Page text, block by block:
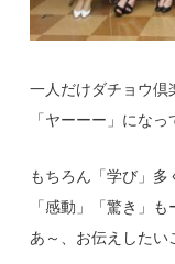
一人だけダチョウ倶
「ヤーーー」にな
もちろん「学び」多
「感動」「驚き」も
あ～、お伝えしたい